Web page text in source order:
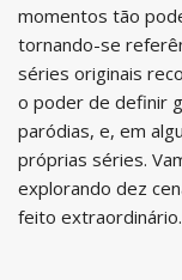
momentos tão
tornando-se
séries originais
o poder de definir
paródias, e, em
próprias séries.
explorando dez
feito extraordinário.